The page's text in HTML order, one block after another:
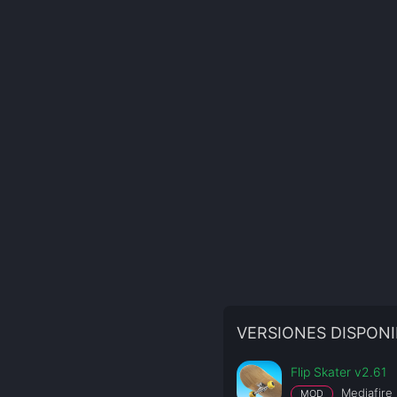
VERSIONES
Flip Skater v2.61
MOD Mediafire